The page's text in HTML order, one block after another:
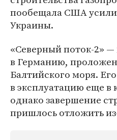
пообещала США
Украины.
«Северный поток-2» —
в Германию,
Балтийского моря.
в эксплуатацию еще в
однако завершение
пришлось отложить